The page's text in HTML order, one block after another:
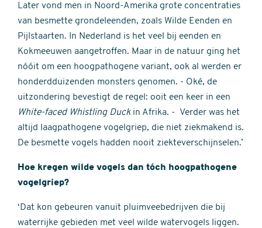
Later vond men in Noord-Amerika grote concentraties
van besmette grondeleenden, zoals Wilde Eenden en
Pijlstaarten. In Nederland is het veel bij eenden en
Kokmeeuwen aangetroffen. Maar in de natuur ging het
nóóit om een hoogpathogene variant, ook al werden er
honderdduizenden monsters genomen. - Oké, de
uitzondering bevestigt de regel: ooit een keer in een
White-faced Whistling Duck in Afrika. - Verder was het
altijd laagpathogene vogelgriep, die niet ziekmakend is.
De besmette vogels hadden nooit ziekteverschijnselen.’
Hoe kregen wilde vogels dan tóch hoogpathogene
vogelgriep?
‘Dat kon gebeuren vanuit pluimveebedrijven die bij
waterrijke gebieden met veel wilde watervogels liggen.